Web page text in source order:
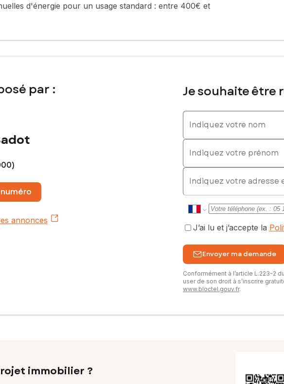
d'énergie pour un usage standard : entre 400€ et
par :
annonces
Je souhaite être
Indiquez votre nom
Indiquez votre prénom
E-mail
J’ai lu et j’accepte la
Envoyer ma demande
Conformément à l’article L.223-2
user de son droit à s’inscrire
www.bloctel.gouv.fr.
immobilier ?